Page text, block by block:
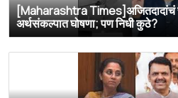
[Maharashtra Times]अजितदादांचं
अर्थसंकल्पात घोषणा; पण निधी कुठे?